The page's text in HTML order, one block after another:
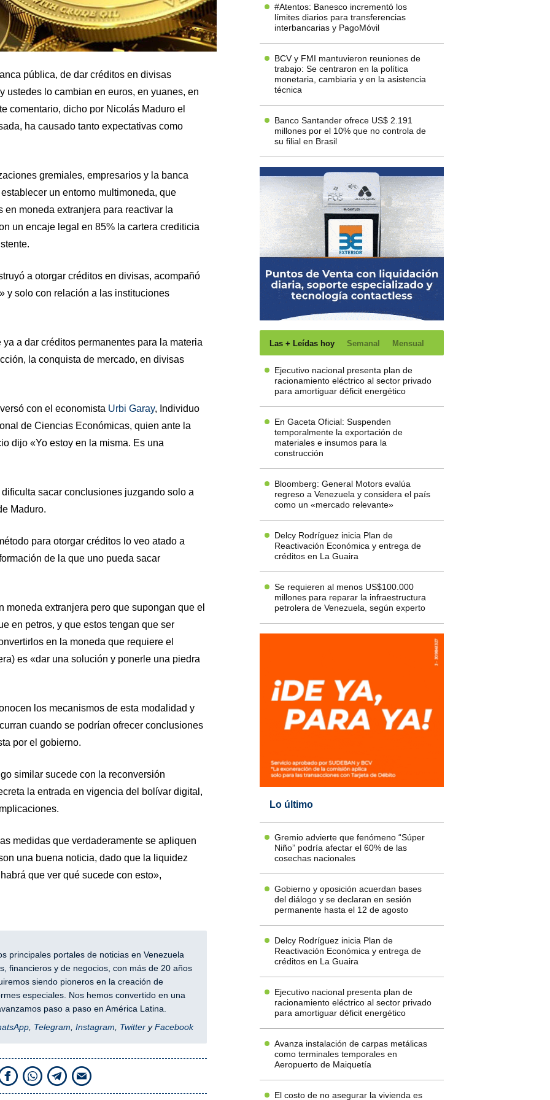
pública, de dar créditos en divisas
ustedes lo cambian en euros, en yuanes, en
comentario, dicho por Nicolás Maduro el
ha causado tanto expectativas como
gremiales, empresarios y la banca
un entorno multimoneda, que
moneda extranjera para reactivar la
un encaje legal en 85% la cartera crediticia
a otorgar créditos en divisas, acompañó
y solo con relación a las instituciones
a dar créditos permanentes para la materia
la conquista de mercado, en divisas
con el economista Urbi Garay, Individuo
de Ciencias Económicas, quien ante la
dijo «Yo estoy en la misma. Es una
sacar conclusiones juzgando solo a
Maduro.
para otorgar créditos lo veo atado a
de la que uno pueda sacar
moneda extranjera pero que supongan que el
en petros, y que estos tengan que ser
en la moneda que requiere el
es «dar una solución y ponerle una piedra
los mecanismos de esta modalidad y
cuando se podrían ofrecer conclusiones
por el gobierno.
similar sucede con la reconversión
la entrada en vigencia del bolívar digital,
medidas que verdaderamente se apliquen
una buena noticia, dado que la liquidez
que ver qué sucede con esto»,
principales portales de noticias en Venezuela
financieros y de negocios, con más de 20 años
siendo pioneros en la creación de
especiales. Nos hemos convertido en una
paso a paso en América Latina.
, Telegram, Instagram, TwitteryFacebook
#Atentos: Banesco incrementó los
límites diarios para transferencias
interbancarias y PagoMóvil
BCV y FMI mantuvieron reuniones de
trabajo: Se centraron en la política
monetaria, cambiaria y en la asistencia
técnica
Banco Santander ofrece US$ 2.191
millones por el 10% que no controla de
su filial en Brasil
Las + Leídas hoy Semanal Mensual
Ejecutivo nacional presenta plan de
racionamiento eléctrico al sector privado
para amortiguar déficit energético
En Gaceta Oficial: Suspenden
temporalmente la exportación de
materiales e insumos para la
construcción
Bloomberg: General Motors evalúa
regreso a Venezuela y considera el país
como un «mercado relevante»
Delcy Rodríguez inicia Plan de
Reactivación Económica y entrega de
créditos en La Guaira
Se requieren al menos US$100.000
millones para reparar la infraestructura
petrolera de Venezuela, según experto
Lo último
Gremio advierte que fenómeno “Súper
Niño” podría afectar el 60% de las
cosechas nacionales
Gobierno y oposición acuerdan bases
del diálogo y se declaran en sesión
permanente hasta el 12 de agosto
Delcy Rodríguez inicia Plan de
Reactivación Económica y entrega de
créditos en La Guaira
Ejecutivo nacional presenta plan de
racionamiento eléctrico al sector privado
para amortiguar déficit energético
Avanza instalación de carpas metálicas
como terminales temporales en
Aeropuerto de Maiquetía
El costo de no asegurar la vivienda es